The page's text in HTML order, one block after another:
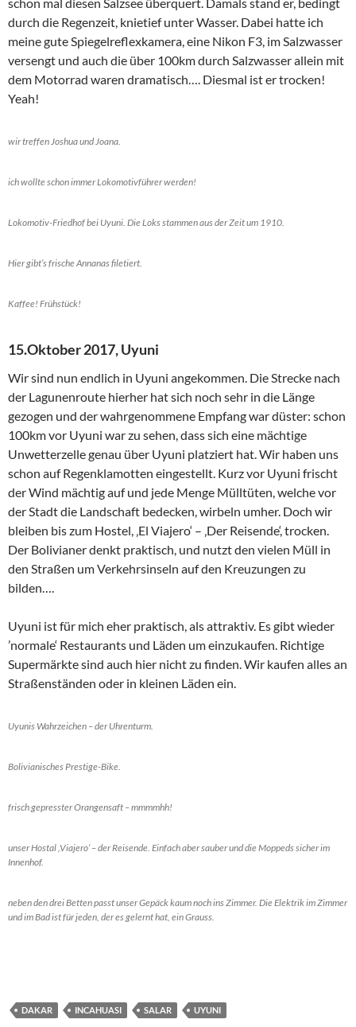
durch die Regenzeit, knietief unter Wasser. Dabei hatte ich
meine gute Spiegelreflexkamera, eine Nikon F3, im Salzwasser
versengt und auch die über 100km durch Salzwasser allein mit
dem Motorrad waren dramatisch…. Diesmal ist er trocken!
Yeah!
wir treffen Joshua und Joana.
ich wollte schon immer Lokomotivführer werden!
Lokomotiv-Friedhof bei Uyuni. Die Loks stammen aus der Zeit um 1910.
Hier gibt’s frische Annanas filetiert.
Kaffee! Frühstück!
15.Oktober 2017, Uyuni
Wir sind nun endlich in Uyuni angekommen. Die Strecke nach
der Lagunenroute hierher hat sich noch sehr in die Länge
gezogen und der wahrgenommene Empfang war düster: schon
100km vor Uyuni war zu sehen, dass sich eine mächtige
Unwetterzelle genau über Uyuni platziert hat. Wir haben uns
schon auf Regenklamotten eingestellt. Kurz vor Uyuni frischt
der Wind mächtig auf und jede Menge Mülltüten, welche vor
der Stadt die Landschaft bedecken, wirbeln umher. Doch wir
bleiben bis zum Hostel, ‚El Viajero‘ – ‚Der Reisende‘, trocken.
Der Bolivianer denkt praktisch, und nutzt den vielen Müll in
den Straßen um Verkehrsinseln auf den Kreuzungen zu
bilden….
Uyuni ist für mich eher praktisch, als attraktiv. Es gibt wieder
’normale‘ Restaurants und Läden um einzukaufen. Richtige
Supermärkte sind auch hier nicht zu finden. Wir kaufen alles an
Straßenständen oder in kleinen Läden ein.
Uyunis Wahrzeichen – der Uhrenturm.
Bolivianisches Prestige-Bike.
frisch gepresster Orangensaft – mmmmhh!
unser Hostal ‚Viajero‘ – der Reisende. Einfach aber sauber und die Moppeds sicher im
Innenhof.
neben den drei Betten passt unser Gepäck kaum noch ins Zimmer. Die Elektrik im Zimmer
und im Bad ist für jeden, der es gelernt hat, ein Grauss.
DAKAR INCAHUASI SALAR UYUNI